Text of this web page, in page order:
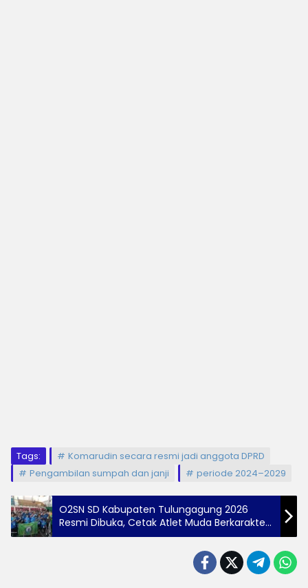
Tags:
Komarudin secara resmi jadi anggota DPRD
Pengambilan sumpah dan janji
periode 2024–2029
O2SN SD Kabupaten Tulungagung 2026
Resmi Dibuka, Cetak Atlet Muda Berkarakter
dan Berprestasi